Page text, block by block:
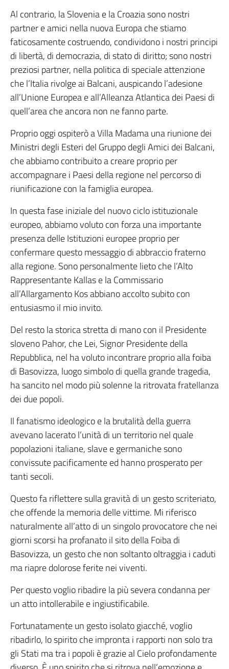
Al contrario, la Slovenia e la Croazia sono nostri
partner e amici nella nuova Europa che stiamo
faticosamente costruendo, condividono i nostri principi
di libertà, di democrazia, di stato di diritto; sono nostri
preziosi partner, nella politica di speciale attenzione
che l’Italia rivolge ai Balcani, auspicando l’adesione
all’Unione Europea e all’Alleanza Atlantica dei Paesi di
quell’area che ancora non ne fanno parte.
Proprio oggi ospiterò a Villa Madama una riunione dei
Ministri degli Esteri del Gruppo degli Amici dei Balcani,
che abbiamo contribuito a creare proprio per
accompagnare i Paesi della regione nel percorso di
riunificazione con la famiglia europea.
In questa fase iniziale del nuovo ciclo istituzionale
europeo, abbiamo voluto con forza una importante
presenza delle Istituzioni europee proprio per
confermare questo messaggio di abbraccio fraterno
alla regione. Sono personalmente lieto che l’Alto
Rappresentante Kallas e la Commissario
all’Allargamento Kos abbiano accolto subito con
entusiasmo il mio invito.
Del resto la storica stretta di mano con il Presidente
sloveno Pahor, che Lei, Signor Presidente della
Repubblica, nel ha voluto incontrare proprio alla foiba
di Basovizza, luogo simbolo di quella grande tragedia,
ha sancito nel modo più solenne la ritrovata fratellanza
dei due popoli.
Il fanatismo ideologico e la brutalità della guerra
avevano lacerato l’unità di un territorio nel quale
popolazioni italiane, slave e germaniche sono
convissute pacificamente ed hanno prosperato per
tanti secoli.
Questo fa riflettere sulla gravità di un gesto scriteriato,
che offende la memoria delle vittime. Mi riferisco
naturalmente all’atto di un singolo provocatore che nei
giorni scorsi ha profanato il sito della Foiba di
Basovizza, un gesto che non soltanto oltraggia i caduti
ma riapre dolorose ferite nei viventi.
Per questo voglio ribadire la più severa condanna per
un atto intollerabile e ingiustificabile.
Fortunatamente un gesto isolato giacché, voglio
ribadirlo, lo spirito che impronta i rapporti non solo tra
gli Stati ma tra i popoli è grazie al Cielo profondamente